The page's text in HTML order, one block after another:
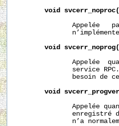
void
Appelée
void
Appelée
service
besoin de
void
Appelée
enregistré
n’a